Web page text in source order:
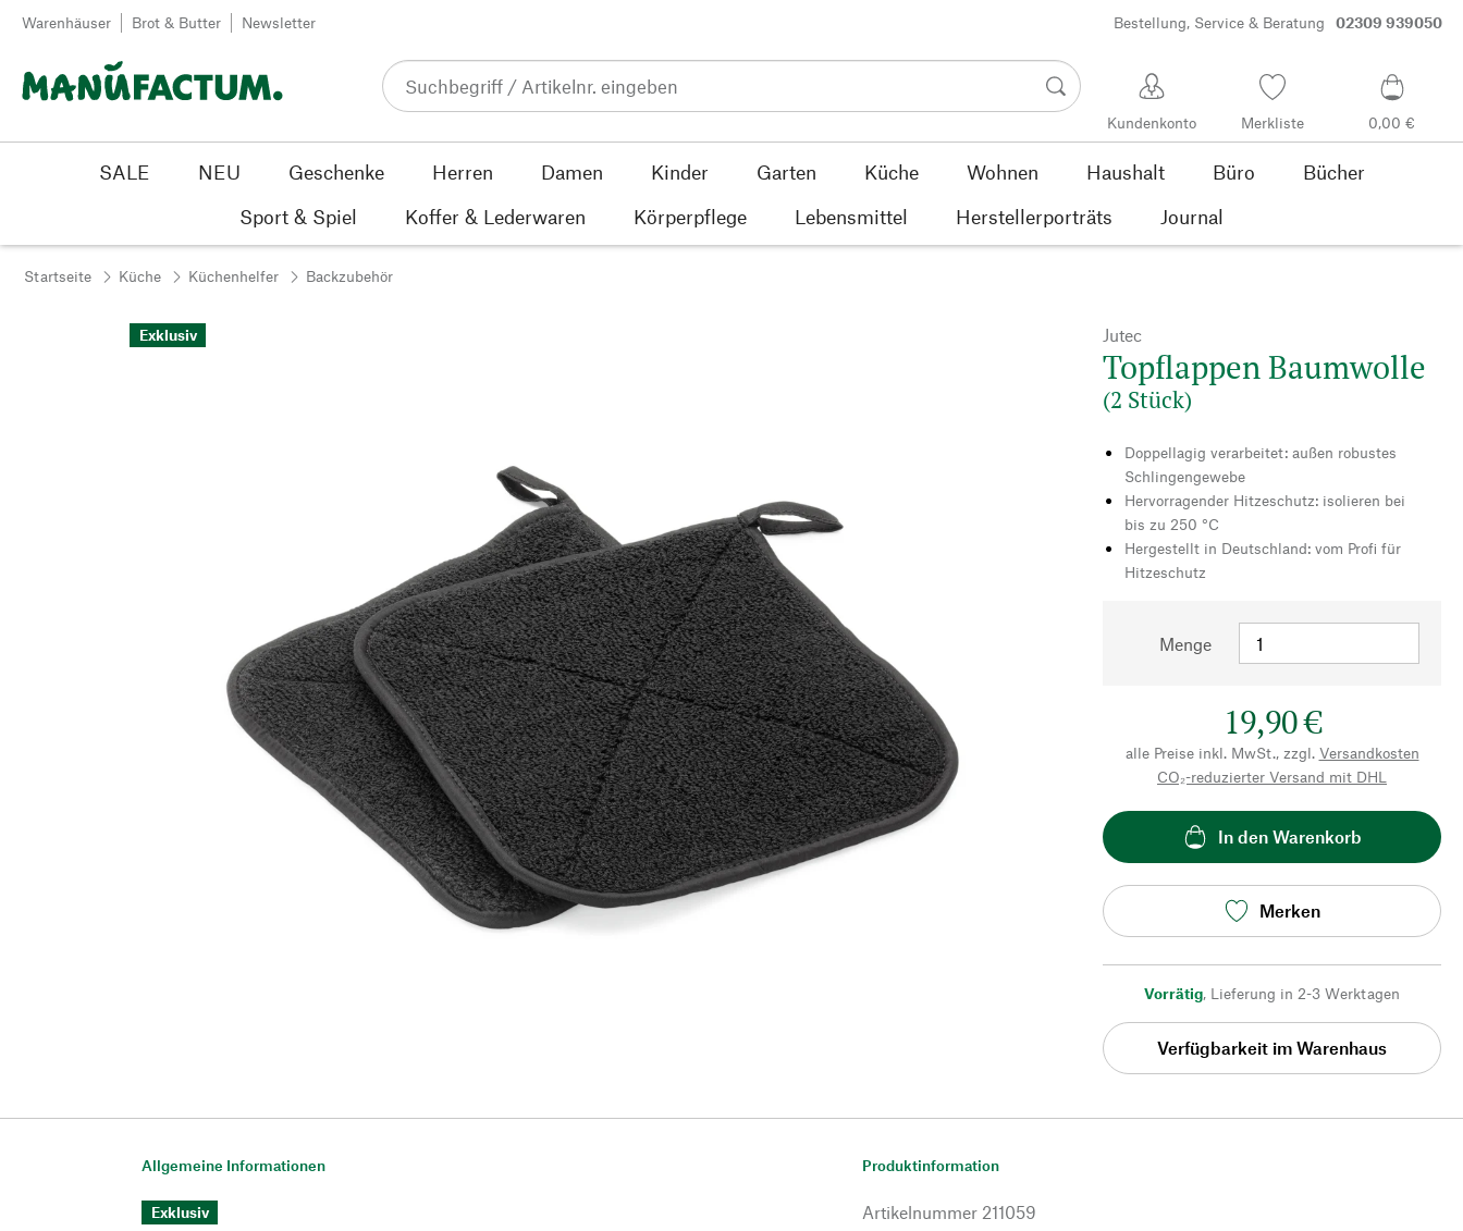
Zum Inhalt springen
Warenhäuser Brot & Butter Newsletter Bestellung, Service & Beratung 02309 939050
Kundenkonto Merkliste 0,00 €
SALE NEU Geschenke Herren Damen Kinder Garten Küche Wohnen Haushalt Büro
Bücher
Sport & Spiel
Koffer & Lederwaren Körperpflege Lebensmittel Herstellerporträts Journal
Startseite Küche Küchenhelfer Backzubehör
Exklusiv Jutec
Topflappen Baumwolle
(2 Stück)
Doppellagig verarbeitet: außen robustes
Schlingengewebe
Hervorragender Hitzeschutz: isolieren bei
bis zu 250 °C
Hergestellt in Deutschland: vom Profi für
Hitzeschutz
Menge
19,90 €
alle Preise inkl. MwSt., zzgl. Versandkosten
CO₂-reduzierter Versand mit DHL
In den Warenkorb
Merken
Vorrätig, Lieferung in 2-3 Werktagen
Verfügbarkeit im Warenhaus
Allgemeine Informationen
Exklusiv
Produktinformation
Artikelnummer 211059